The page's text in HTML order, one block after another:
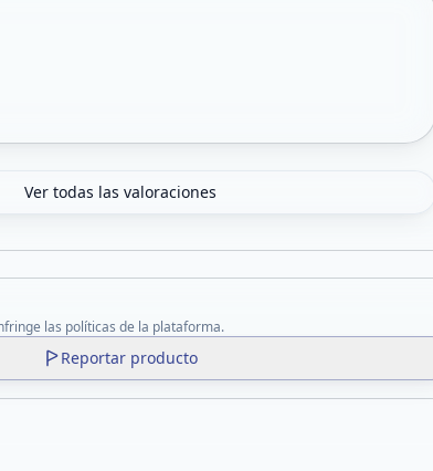
Ver todas las valoraciones
las políticas de la plataforma.
Reportar producto